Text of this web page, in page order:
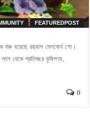
FEATUREDPOST
শুরু হয়েছে রয়্যাল মেলবোর্ন শো।
সাল থেকে প্রতিবছর কৃষিপণ্য,
0